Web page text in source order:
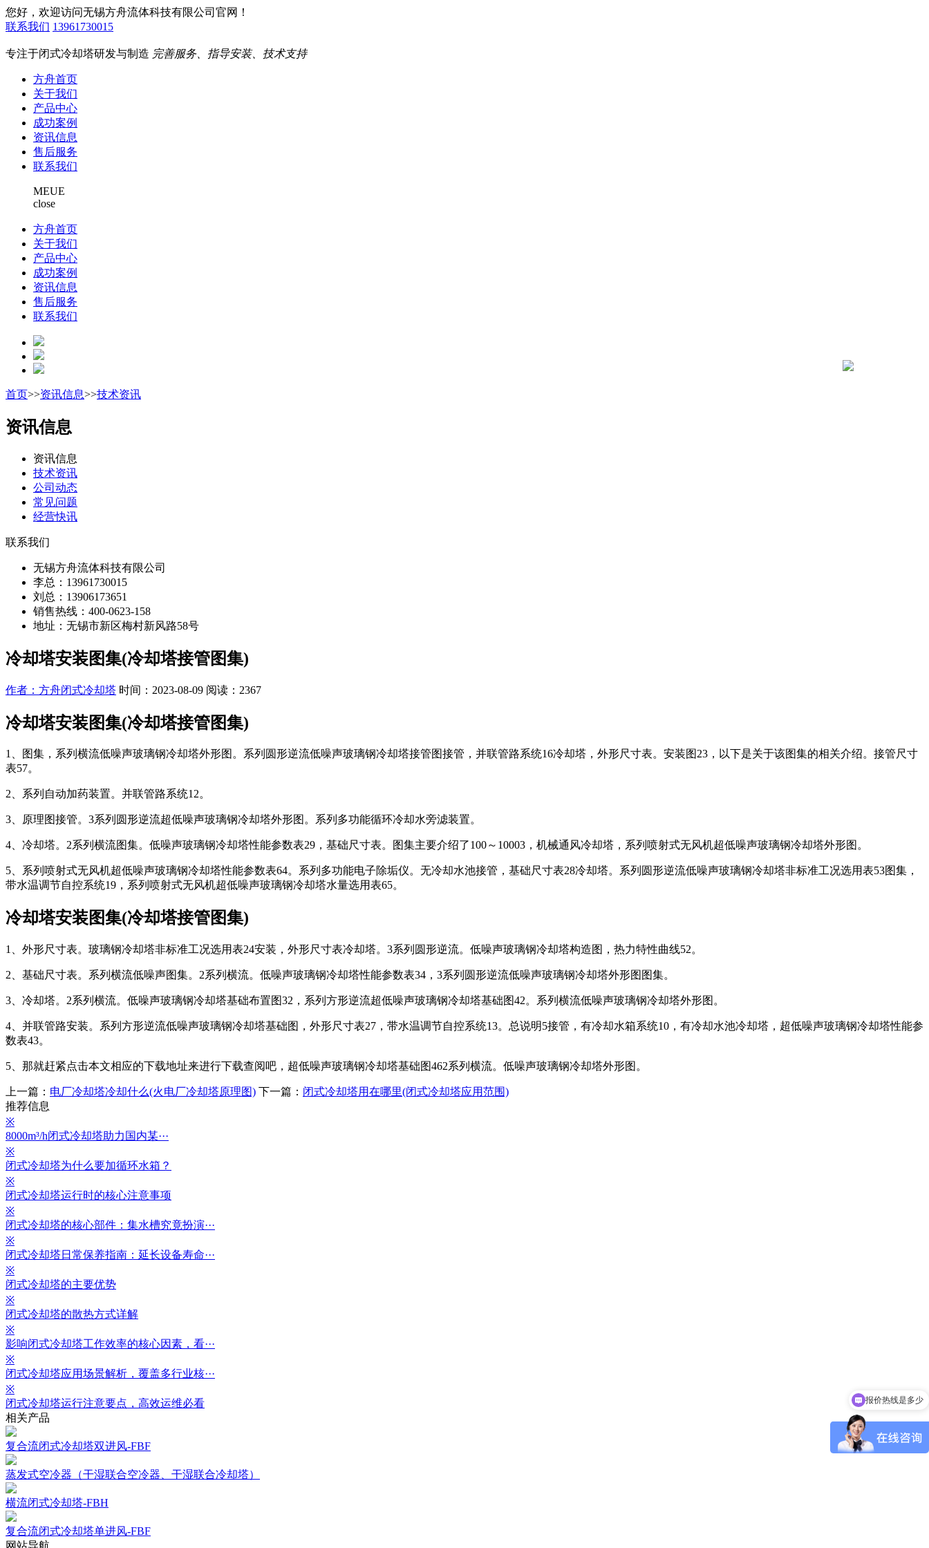
您好，欢迎访问无锡方舟流体科技有限公司官网！
联系我们 13961730015
专注于闭式冷却塔研发与制造 完善服务、指导安装、技术支持
方舟首页
关于我们
产品中心
成功案例
资讯信息
售后服务
联系我们
MEUE
close
方舟首页
关于我们
产品中心
成功案例
资讯信息
售后服务
联系我们
首页>>资讯信息>>技术资讯
资讯信息
资讯信息
技术资讯
公司动态
常见问题
经营快讯
联系我们
无锡方舟流体科技有限公司
李总：13961730015
刘总：13906173651
销售热线：400-0623-158
地址：无锡市新区梅村新风路58号
冷却塔安装图集(冷却塔接管图集)
作者：方舟闭式冷却塔 时间：2023-08-09 阅读：2367
冷却塔安装图集(冷却塔接管图集)
1、图集，系列横流低噪声玻璃钢冷却塔外形图。系列圆形逆流低噪声玻璃钢冷却塔接管图接管，并联管路系统16冷却塔，外形尺寸表。安装图23，以下是关于该图集的相关介绍。接管尺寸
表57。
2、系列自动加药装置。并联管路系统12。
3、原理图接管。3系列圆形逆流超低噪声玻璃钢冷却塔外形图。系列多功能循环冷却水旁滤装置。
4、冷却塔。2系列横流图集。低噪声玻璃钢冷却塔性能参数表29，基础尺寸表。图集主要介绍了100～10003，机械通风冷却塔，系列喷射式无风机超低噪声玻璃钢冷却塔外形图。
5、系列喷射式无风机超低噪声玻璃钢冷却塔性能参数表64。系列多功能电子除垢仪。无冷却水池接管，基础尺寸表28冷却塔。系列圆形逆流低噪声玻璃钢冷却塔非标准工况选用表53图集，
带水温调节自控系统19，系列喷射式无风机超低噪声玻璃钢冷却塔水量选用表65。
冷却塔安装图集(冷却塔接管图集)
1、外形尺寸表。玻璃钢冷却塔非标准工况选用表24安装，外形尺寸表冷却塔。3系列圆形逆流。低噪声玻璃钢冷却塔构造图，热力特性曲线52。
2、基础尺寸表。系列横流低噪声图集。2系列横流。低噪声玻璃钢冷却塔性能参数表34，3系列圆形逆流低噪声玻璃钢冷却塔外形图图集。
3、冷却塔。2系列横流。低噪声玻璃钢冷却塔基础布置图32，系列方形逆流超低噪声玻璃钢冷却塔基础图42。系列横流低噪声玻璃钢冷却塔外形图。
4、并联管路安装。系列方形逆流低噪声玻璃钢冷却塔基础图，外形尺寸表27，带水温调节自控系统13。总说明5接管，有冷却水箱系统10，有冷却水池冷却塔，超低噪声玻璃钢冷却塔性能参
数表43。
5、那就赶紧点击本文相应的下载地址来进行下载查阅吧，超低噪声玻璃钢冷却塔基础图462系列横流。低噪声玻璃钢冷却塔外形图。
上一篇： 电厂冷却塔冷却什么(火电厂冷却塔原理图) 下一篇： 闭式冷却塔用在哪里(闭式冷却塔应用范围)
推荐信息
※
8000m³/h闭式冷却塔助力国内某···
※
闭式冷却塔为什么要加循环水箱？
※
闭式冷却塔运行时的核心注意事项
※
闭式冷却塔的核心部件：集水槽究竟扮演···
※
闭式冷却塔日常保养指南：延长设备寿命···
※
闭式冷却塔的主要优势
※
闭式冷却塔的散热方式详解
※
影响闭式冷却塔工作效率的核心因素，看···
※
闭式冷却塔应用场景解析，覆盖多行业核···
※
闭式冷却塔运行注意要点，高效运维必看
相关产品
复合流闭式冷却塔双进风-FBF
蒸发式空冷器（干湿联合空冷器、干湿联合冷却塔）
横流闭式冷却塔-FBH
复合流闭式冷却塔单进风-FBF
报价热线是多少